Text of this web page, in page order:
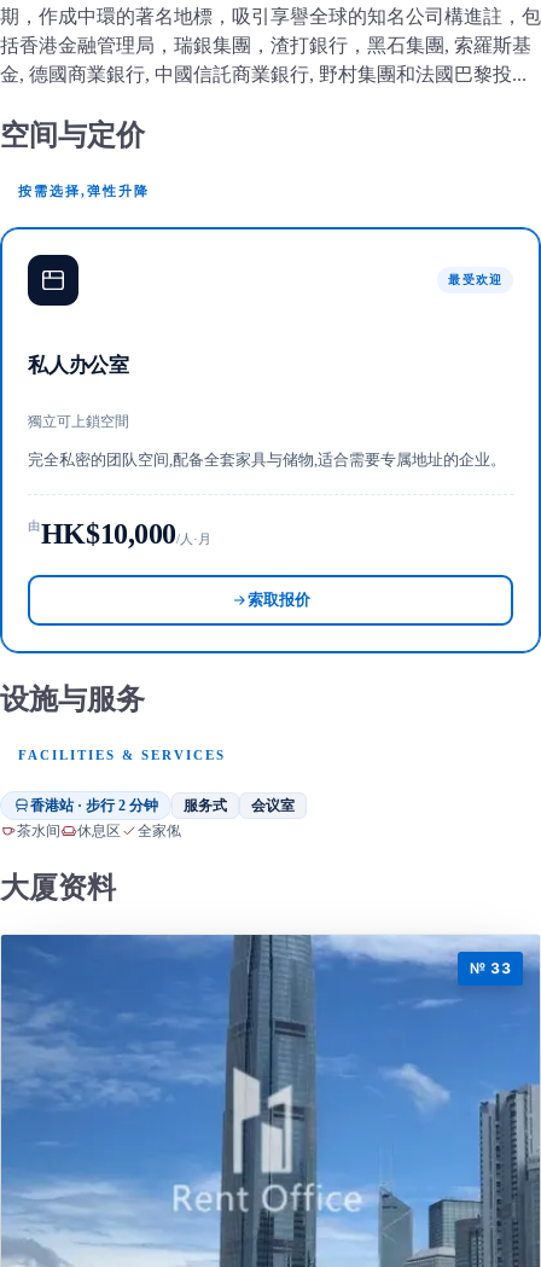
期，作成中環的著名地標，吸引享譽全球的知名公司構進註，包
括香港金融管理局，瑞銀集團，渣打銀行，黑石集團, 索羅斯基
金, 德國商業銀行, 中國信託商業銀行, 野村集團和法國巴黎投...
空间与定价
按需选择,弹性升降
最受欢迎
私人办公室
獨立可上鎖空間
完全私密的团队空间,配备全套家具与储物,适合需要专属地址的企业。
由HK$10,000/人·月
索取报价
设施与服务
FACILITIES & SERVICES
香港站 · 步行 2 分钟 服务式 会议室
茶水间 休息区 全家俬
大厦资料
№ 33